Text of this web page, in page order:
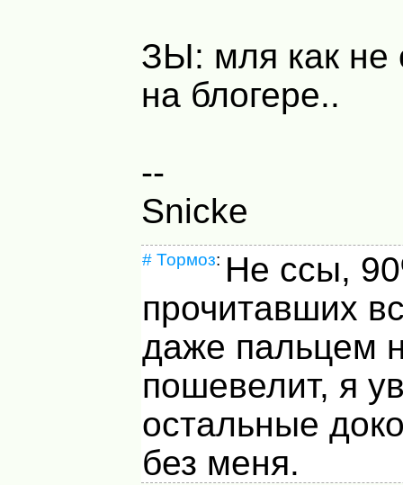
ЗЫ: мля как не
на блогере..
--
Snicke
# Тормоз: Не ссы,
прочитавших
даже пальцем
пошевелит, я
остальные
без меня.